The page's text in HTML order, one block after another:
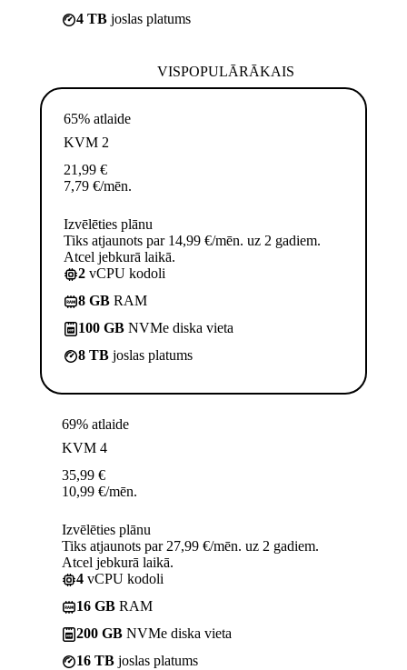
4 TB joslas platums
VISPOPULĀRĀKAIS
65% atlaide
KVM 2
21,99 €
7,79 €/mēn.
Izvēlēties plānu
Tiks atjaunots par 14,99 €/mēn. uz 2 gadiem.
Atcel jebkurā laikā.
2 vCPU kodoli
8 GB RAM
100 GB NVMe diska vieta
8 TB joslas platums
69% atlaide
KVM 4
35,99 €
10,99 €/mēn.
Izvēlēties plānu
Tiks atjaunots par 27,99 €/mēn. uz 2 gadiem.
Atcel jebkurā laikā.
4 vCPU kodoli
16 GB RAM
200 GB NVMe diska vieta
16 TB joslas platums